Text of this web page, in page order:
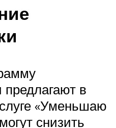
предлагают в
«Уменьшаю
снизить